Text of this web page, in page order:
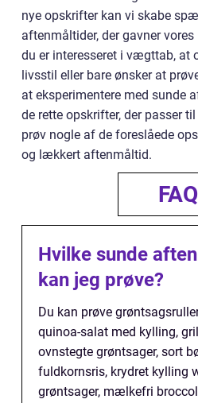
nye opskrifter kan vi skabe
aftenmåltider, der gavner
du er interesseret i vægttab, at
livsstil eller bare ønsker at
at eksperimentere med sunde
de rette opskrifter, der passer
prøv nogle af de foreslåede
og lækkert aftenmåltid.
FAQ
Hvilke sunde
kan jeg prøve?
Du kan prøve
quinoa-salat med kylling,
ovnstegte grøntsager, sort
fuldkornsris, krydret kylling
grøntsager, mælkefri